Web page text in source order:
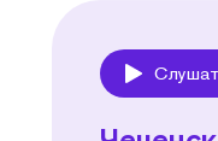
Play